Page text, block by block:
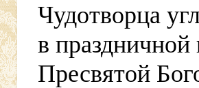
Чудотворца
в
Пресвятой